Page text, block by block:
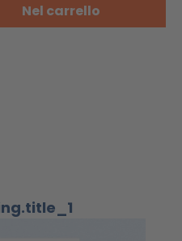
Nel carrello